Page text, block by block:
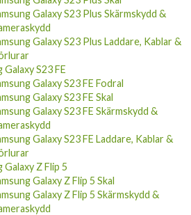
Galaxy S23 Plus Skärmskydd &
Galaxy S23 Plus Laddare, Kablar &
Galaxy S23 FE
Galaxy S23 FE Fodral
Galaxy S23 FE Skal
Galaxy S23 FE Skärmskydd &
Galaxy S23 FE Laddare, Kablar &
Galaxy Z Flip 5
Galaxy Z Flip 5 Skal
Galaxy Z Flip 5 Skärmskydd &